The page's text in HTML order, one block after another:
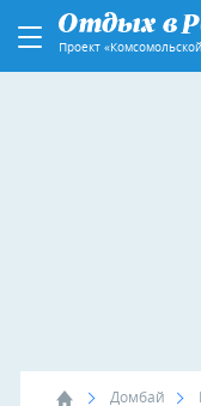
Проект
Домбай